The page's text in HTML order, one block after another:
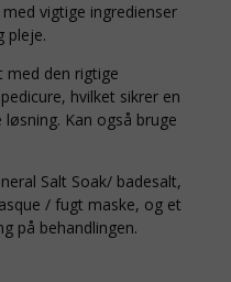
vigtige ingredienser
pleje.
med den rigtige
hvilket sikrer en
Kan også bruge
Salt Soak/ badesalt,
/ fugt maske, og et
på behandlingen.